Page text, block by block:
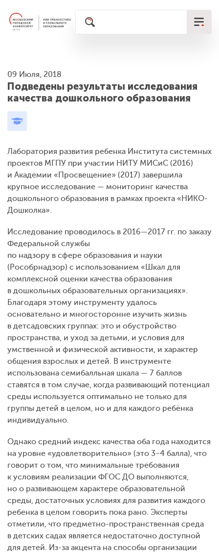
09 Июля, 2018
Подведены результаты исследования
качества дошкольного образования
Лаборатория развития ребенка Института системных
проектов МГПУ при участии НИТУ МИСиС (2016)
и Академии «Просвещение» (2017) завершила
крупное исследование — мониторинг качества
дошкольного образования в рамках проекта «НИКО-
Дошколка».
Исследование проводилось в 2016—2017 гг. по заказу
Федеральной службы
по надзору в сфере образования и науки
(Рособрнадзор) c использованием «Шкал для
комплексной оценки качества образования
в дошкольных образовательных организациях».
Благодаря этому инструменту удалось
основательно и многосторонне изучить жизнь
в детсадовских группах: это и обустройство
пространства, и уход за детьми, и условия для
умственной и физической активности, и характер
общения взрослых и детей. В инструменте
использована семибалльная шкала — 7 баллов
ставятся в том случае, когда развивающий потенциал
среды используется оптимально не только для
группы детей в целом, но и для каждого ребёнка
индивидуально.
Однако средний индекс качества оба года находится
на уровне «удовлетворительно» (это 3−4 балла), что
говорит о том, что минимальные требования
к условиям реализации ФГОС ДО выполняются,
но о развивающем характере образовательной
среды, достаточных условиях для развития каждого
ребенка в целом говорить пока рано. Эксперты
отметили, что предметно-пространственная среда
в детских садах является недостаточно доступной
для детей. Из-за акцента на способы организации